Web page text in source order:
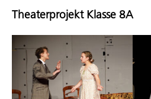
Theaterprojekt Klasse 8A